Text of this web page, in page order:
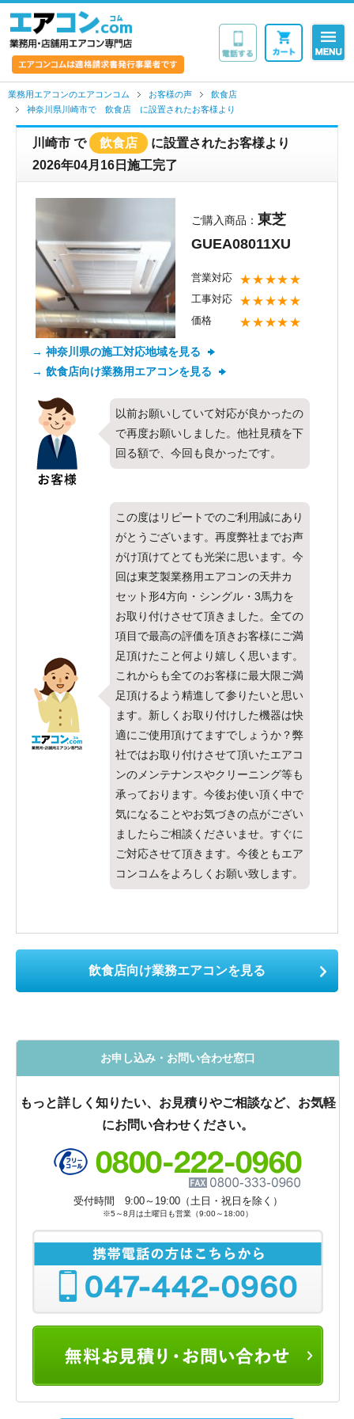
業務用エアコンのエアコンコム お客様の声
飲食店
神奈川県川崎市で 飲食店 に設置されたお客様より
川崎市 で 飲食店
に設置されたお客様より
2026年04月16日施工完了
ご購入商品： 東芝
GUEA08011XU
営業対応 ★★★★★
工事対応 ★★★★★
価格 ★★★★★
→ 神奈川県の施工対応地域を見る
→ 飲食店向け業務用エアコンを見る
以前お願いしていて対応が良かったの
で再度お願いしました。他社見積を下
回る額で、今回も良かったです。
この度はリピートでのご利用誠にあり
がとうございます。再度弊社までお声
がけ頂けてとても光栄に思います。今
回は東芝製業務用エアコンの天井カ
セット形4方向・シングル・3馬力を
お取り付けさせて頂きました。全ての
項目で最高の評価を頂きお客様にご満
足頂けたこと何より嬉しく思います。
これからも全てのお客様に最大限ご満
足頂けるよう精進して参りたいと思い
ます。新しくお取り付けした機器は快
適にご使用頂けてますでしょうか？弊
社ではお取り付けさせて頂いたエアコ
ンのメンテナンスやクリーニング等も
承っております。今後お使い頂く中で
気になることやお気づきの点がござい
ましたらご相談くださいませ。すぐに
ご対応させて頂きます。今後ともエア
コンコムをよろしくお願い致します。
飲食店向け業務エアコンを見る
お申し込み・お問い合わせ窓口
もっと詳しく知りたい、お見積りやご相談など、お気軽
にお問い合わせください。
受付時間 9:00～19:00（土日・祝日を除く）
※5～8月は土曜日も営業（9:00～18:00）